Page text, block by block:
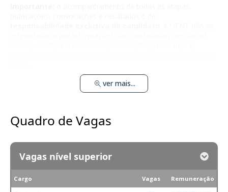
ver mais...
Quadro de Vagas
Vagas nível superior
Cargo Vagas Remuneração